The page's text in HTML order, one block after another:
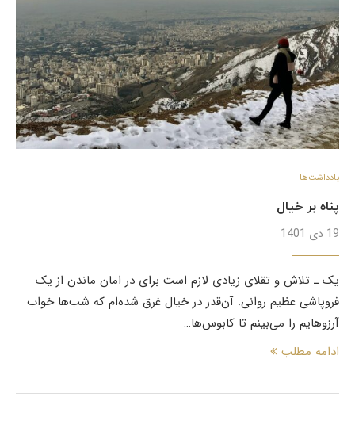
یادداشت‌ها
پناه بر خیال
19 دی 1401
یک ـ تلاش و تقلای زیادی لازم است برای در امان ماندن از یک
فروپاشی عظیم روانی. آن‌قدر در خیال غرق شده‌ام که شب‌ها خواب
آرزوهایم را می‌بینم تا کابوس‌ها…
ادامه مطلب